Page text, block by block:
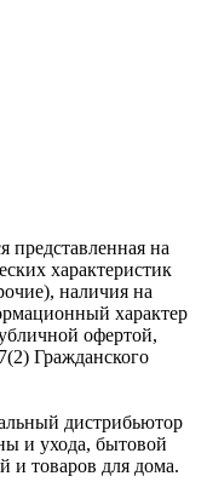
на
характеристик
наличия на
характер
офертой,
Гражданского
дистрибьютор
и ухода, бытовой
и товаров для дома.